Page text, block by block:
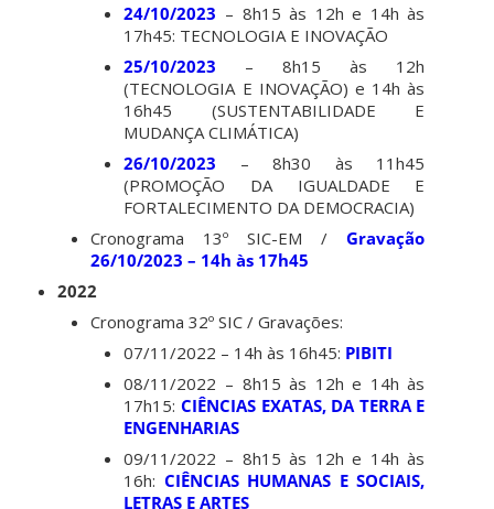
24/10/2023 – 8h15 às 12h e 14h às
17h45: TECNOLOGIA E INOVAÇÃO
25/10/2023 – 8h15 às 12h
(TECNOLOGIA E INOVAÇÃO) e 14h às
16h45 (SUSTENTABILIDADE E
MUDANÇA CLIMÁTICA)
26/10/2023 – 8h30 às 11h45
(PROMOÇÃO DA IGUALDADE E
FORTALECIMENTO DA DEMOCRACIA)
Cronograma 13º SIC-EM /Gravação
26/10/2023 – 14h às 17h45
2022
Cronograma 32º SIC / Gravações:
07/11/2022 – 14h às 16h45: PIBITI
08/11/2022 – 8h15 às 12h e 14h às
17h15: CIÊNCIAS EXATAS, DA TERRA E
ENGENHARIAS
09/11/2022 – 8h15 às 12h e 14h às
16h: CIÊNCIAS HUMANAS E SOCIAIS,
LETRAS E ARTES